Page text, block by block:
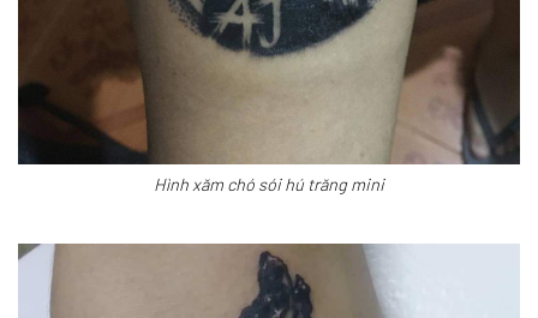
Hình xăm chó sói hú trăng mini